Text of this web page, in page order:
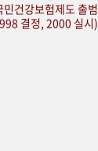
건강보험제도 출범
결정, 2000 실시)